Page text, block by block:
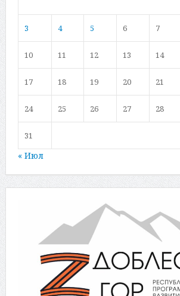
3 4 5 6 7
10 11 12 13 14
17 18 19 20 21
24 25 26 27 28
31
« Июл